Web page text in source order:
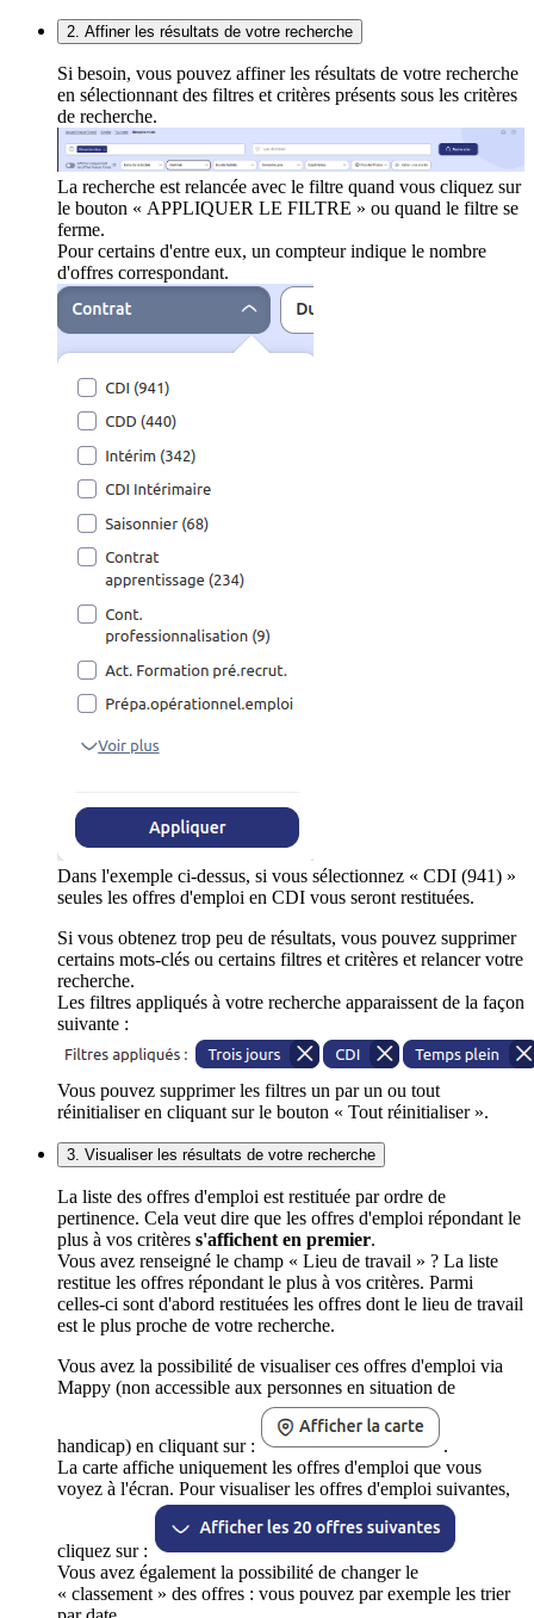
2. Affiner les résultats de votre recherche
Si besoin, vous pouvez affiner les résultats de votre recherche
en sélectionnant des filtres et critères présents sous les critères
de recherche.
La recherche est relancée avec le filtre quand vous cliquez sur
le bouton « APPLIQUER LE FILTRE » ou quand le filtre se
ferme.
Pour certains d'entre eux, un compteur indique le nombre
d'offres correspondant.
Dans l'exemple ci-dessus, si vous sélectionnez « CDI (941) »
seules les offres d'emploi en CDI vous seront restituées.
Si vous obtenez trop peu de résultats, vous pouvez supprimer
certains mots-clés ou certains filtres et critères et relancer votre
recherche.
Les filtres appliqués à votre recherche apparaissent de la façon
suivante :
Vous pouvez supprimer les filtres un par un ou tout
réinitialiser en cliquant sur le bouton « Tout réinitialiser ».
3. Visualiser les résultats de votre recherche
La liste des offres d'emploi est restituée par ordre de
pertinence. Cela veut dire que les offres d'emploi répondant le
plus à vos critères s'affichent en premier.
Vous avez renseigné le champ « Lieu de travail » ? La liste
restitue les offres répondant le plus à vos critères. Parmi
celles-ci sont d'abord restituées les offres dont le lieu de travail
est le plus proche de votre recherche.
Vous avez la possibilité de visualiser ces offres d'emploi via
Mappy (non accessible aux personnes en situation de
handicap) en cliquant sur :
.
La carte affiche uniquement les offres d'emploi que vous
voyez à l'écran. Pour visualiser les offres d'emploi suivantes,
cliquez sur :
Vous avez également la possibilité de changer le
« classement » des offres : vous pouvez par exemple les trier